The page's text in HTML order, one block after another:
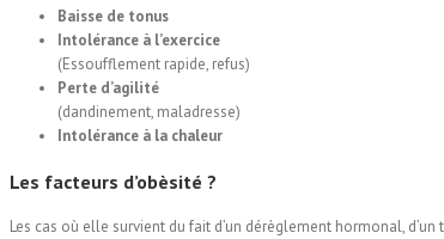
Baisse de tonus
Intolérance à l’exercice
(Essoufflement rapide, refus)
Perte d’agilité
(dandinement, maladresse)
Intolérance à la chaleur
Les facteurs d’obèsité ?
Les cas où elle survient du fait d’un dérèglement hormonal,